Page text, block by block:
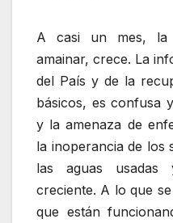
A casi un mes, la
amainar, crece. La
del País y de la
básicos, es confusa
y la amenaza de
la inoperancia de los
las aguas
creciente. A lo que
que están